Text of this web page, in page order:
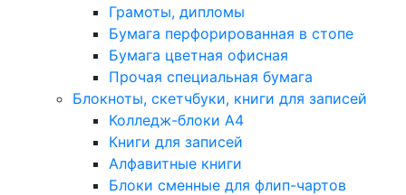
Грамоты, дипломы
Бумага перфорированная в стопе
Бумага цветная офисная
Прочая специальная бумага
Блокноты, скетчбуки, книги для записей
Колледж-блоки А4
Книги для записей
Алфавитные книги
Блоки сменные для флип-чартов